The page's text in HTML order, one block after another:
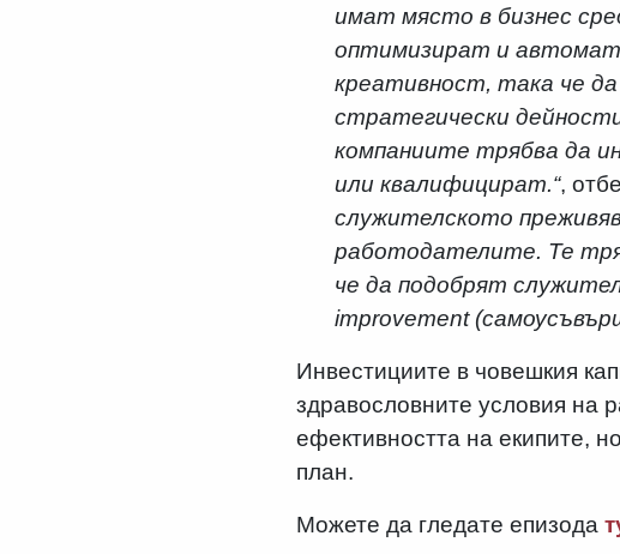
имат място в бизнес
оптимизират и
креативност, така че
стратегически
компаниите трябва да
или квалифицират.“,
служителското
работодателите. Те
че да подобрят
improvement
Инвестициите в човешкия
здравословните условия на
ефективността на екипите,
план.
Можете да гледате епизода